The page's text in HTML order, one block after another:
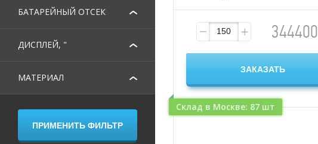
БАТАРЕЙНЫЙ ОТСЕК
ДИСПЛЕЙ, "
МАТЕРИАЛ
344400
Склад в Москве: 87 шт